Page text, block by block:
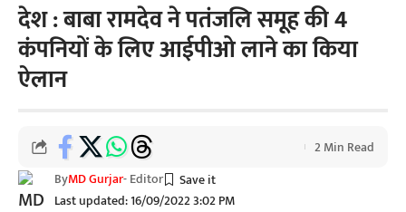
देश : बाबा रामदेव ने पतंजलि समूह की 4
कंपनियों के लिए आईपीओ लाने का किया
ऐलान
Last updated: 16/09/2022 3:02 PM
ByMD Gurjar- Editor
2 Min Read